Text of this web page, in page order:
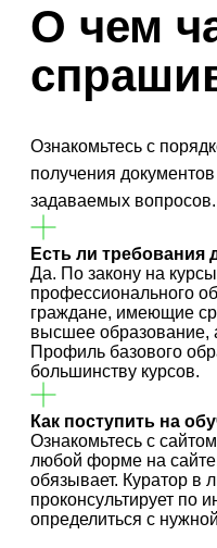
О чем
Ознакомьтесь с
получения
задаваемых вопросов.
Есть ли требования
Да. По закону на
профессионального
граждане, имеющие
высшее образование,
Профиль базового
большинству курсов.
Как поступить на
Ознакомьтесь с
любой форме на
обязывает. Куратор в
проконсультирует по
определиться с